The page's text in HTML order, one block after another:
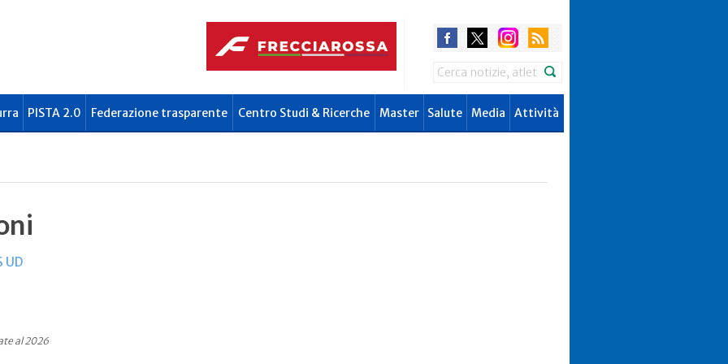
Search
PISTA 2.0 Federazione trasparente Centro Studi & Ricerche Master Salute Media Attività
UD
al 2026